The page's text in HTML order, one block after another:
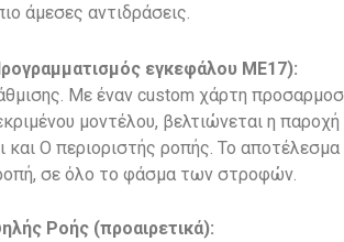
άμεσες αντιδράσεις.
εγκεφάλου ME17):
Με έναν custom χάρτη
μοντέλου, βελτιώνεται η παροχή
και Ο περιοριστής ροπής. Το αποτέλεσμα
σε όλο το φάσμα των στροφών.
Ροής (προαιρετικά):